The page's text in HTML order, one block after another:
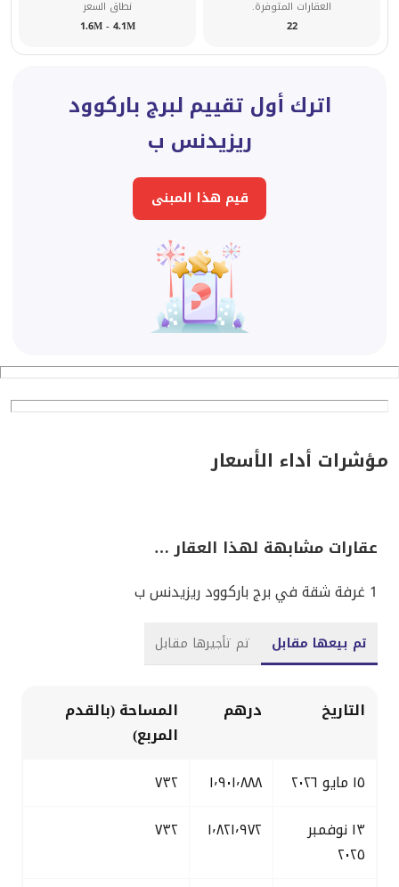
العقارات المتوفرة.
22
نطاق السعر
1.6M - 4.1M
اترك أول تقييم لبرج باركوود
ريزيدنس ب
قيم هذا المبنى
مؤشرات أداء الأسعار
عقارات مشابهة لهذا العقار …
1 غرفة شقة في برج باركوود ريزيدنس ب
تم بيعها مقابل تم تأجيرها مقابل
التاريخ درهم
المساحة (بالقدم
المربع)
١٥ مايو ٢٠٢٦
١٬٩٠١٬٨٨٨
٧٣٢
١٣ نوفمبر
٢٠٢٥
١٬٨٢١٬٩٧٢ ٧٣٢